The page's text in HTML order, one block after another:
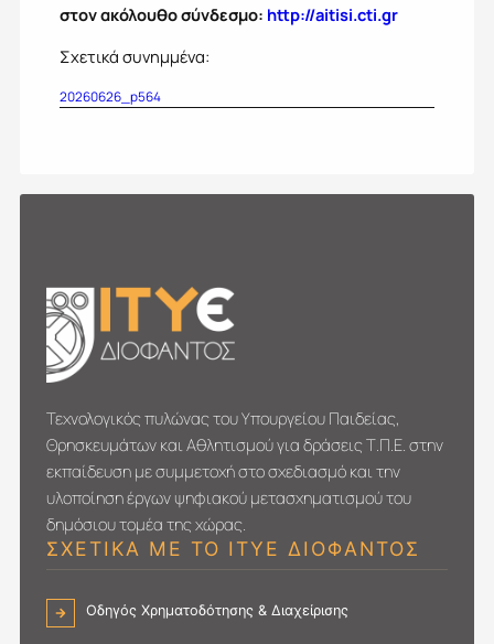
στον ακόλουθο σύνδεσμο: http://aitisi.cti.gr
Σχετικά συνημμένα:
20260626_p564
Τεχνολογικός πυλώνας του Υπουργείου Παιδείας,
Θρησκευμάτων και Αθλητισμού για δράσεις Τ.Π.Ε. στην
εκπαίδευση με συμμετοχή στο σχεδιασμό και την
υλοποίηση έργων ψηφιακού μετασχηματι­σμού του
δημόσιου τομέα της χώρας.
ΣΧΕΤΙΚΑ ΜΕ ΤΟ ΙΤΥΕ ΔΙΟΦΑΝΤΟΣ
Οδηγός Χρηματοδότησης & Διαχείρισης